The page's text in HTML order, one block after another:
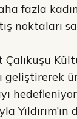
fazla
noktaları
Çalıkuşu
geliştirerek